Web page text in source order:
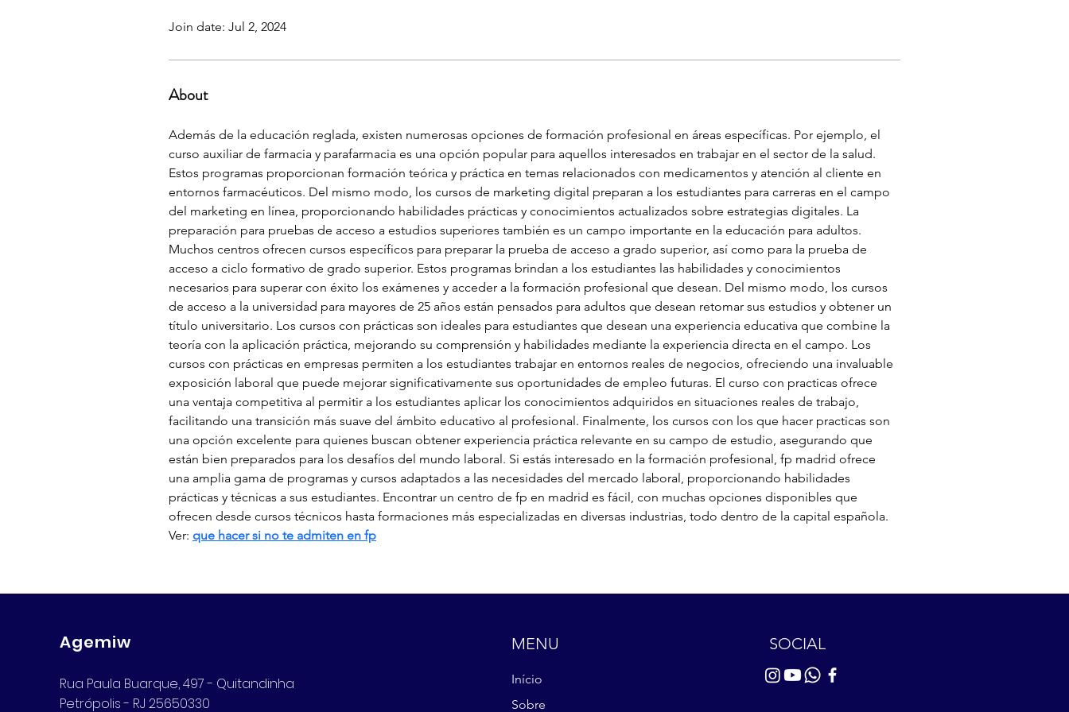
Join date: Jul 2, 2024
About
Además de la educación reglada, existen numerosas opciones de formación profesional en áreas específicas. Por ejemplo, el
curso auxiliar de farmacia y parafarmacia es una opción popular para aquellos interesados en trabajar en el sector de la salud.
Estos programas proporcionan formación teórica y práctica en temas relacionados con medicamentos y atención al cliente en
entornos farmacéuticos. Del mismo modo, los cursos de marketing digital preparan a los estudiantes para carreras en el campo
del marketing en línea, proporcionando habilidades prácticas y conocimientos actualizados sobre estrategias digitales. La
preparación para pruebas de acceso a estudios superiores también es un campo importante en la educación para adultos.
Muchos centros ofrecen cursos específicos para preparar la prueba de acceso a grado superior, así como para la prueba de
acceso a ciclo formativo de grado superior. Estos programas brindan a los estudiantes las habilidades y conocimientos
necesarios para superar con éxito los exámenes y acceder a la formación profesional que desean. Del mismo modo, los cursos
de acceso a la universidad para mayores de 25 años están pensados para adultos que desean retomar sus estudios y obtener un
título universitario. Los cursos con prácticas son ideales para estudiantes que desean una experiencia educativa que combine la
teoría con la aplicación práctica, mejorando su comprensión y habilidades mediante la experiencia directa en el campo. Los
cursos con prácticas en empresas permiten a los estudiantes trabajar en entornos reales de negocios, ofreciendo una invaluable
exposición laboral que puede mejorar significativamente sus oportunidades de empleo futuras. El curso con practicas ofrece
una ventaja competitiva al permitir a los estudiantes aplicar los conocimientos adquiridos en situaciones reales de trabajo,
facilitando una transición más suave del ámbito educativo al profesional. Finalmente, los cursos con los que hacer practicas son
una opción excelente para quienes buscan obtener experiencia práctica relevante en su campo de estudio, asegurando que
están bien preparados para los desafíos del mundo laboral. Si estás interesado en la formación profesional, fp madrid ofrece
una amplia gama de programas y cursos adaptados a las necesidades del mercado laboral, proporcionando habilidades
prácticas y técnicas a sus estudiantes. Encontrar un centro de fp en madrid es fácil, con muchas opciones disponibles que
ofrecen desde cursos técnicos hasta formaciones más especializadas en diversas industrias, todo dentro de la capital española.
Ver: que hacer si no te admiten en fp
Agemiw
Rua Paula Buarque, 497 - Quitandinha
Petrópolis - RJ 25650330
MENU
Início
Sobre
SOCIAL